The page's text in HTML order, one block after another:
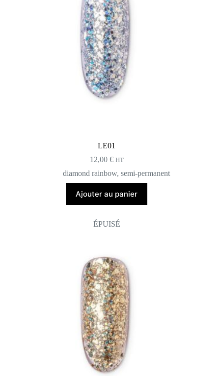
LE01
12,00 € HT
diamond rainbow,semi-permanent
Ajouter au panier
ÉPUISÉ